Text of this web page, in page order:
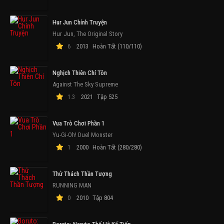
Hur Jun Chính Truyện
Hur Jun, The Original Story
6
2013 Hoàn Tất (110/110)
Nghịch Thiên Chí Tôn
Against The Sky Supreme
1.3
2021 Tập 525
Vua Trò Chơi Phần 1
Yu-Gi-Oh! Duel Monster
1
2000 Hoàn Tất (280/280)
Thử Thách Thần Tượng
RUNNING MAN
0
2010 Tập 804